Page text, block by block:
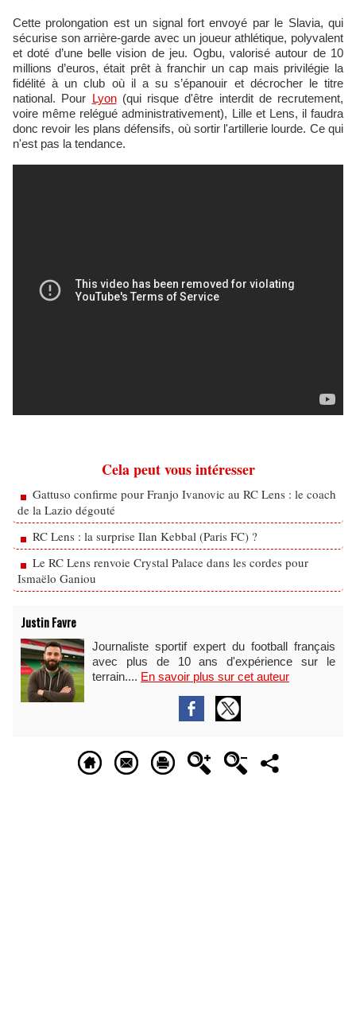
Cette prolongation est un signal fort envoyé par le Slavia, qui
sécurise son arrière-garde avec un joueur athlétique, polyvalent
et doté d’une belle vision de jeu. Ogbu, valorisé autour de 10
millions d’euros, était prêt à franchir un cap mais privilégie la
fidélité à un club où il a su s’épanouir et décrocher le titre
national. Pour Lyon(qui risque d'être interdit de recrutement,
voire même relégué administrativement), Lille et Lens, il faudra
donc revoir les plans défensifs, où sortir l'artillerie lourde. Ce qui
n'est pas la tendance.
Cela peut vous intéresser
Gattuso confirme pour Franjo Ivanovic au RC Lens : le coach
de la Lazio dégouté
RC Lens : la surprise Ilan Kebbal (Paris FC) ?
Le RC Lens renvoie Crystal Palace dans les cordes pour
Ismaëlo Ganiou
Justin Favre
Journaliste sportif expert du football français
avec plus de 10 ans d'expérience sur le
terrain.... En savoir plus sur cet auteur